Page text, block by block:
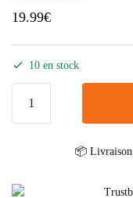
19.99€
10 en stock
📦 Livraison